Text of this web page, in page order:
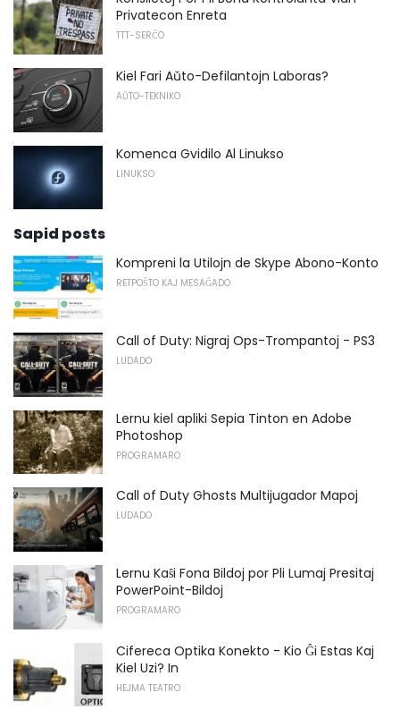
Privatecon Enreta
TTT-SERĈO
Kiel Fari Aŭto-Defilantojn Laboras?
AŬTO-TEKNIKO
Komenca Gvidilo Al Linukso
LINUKSO
Sapid posts
Kompreni la Utilojn de Skype Abono-Konto
RETPOŜTO KAJ MESAĜADO
Call of Duty: Nigraj Ops-Trompantoj - PS3
LUDADO
Lernu kiel apliki Sepia Tinton en Adobe
Photoshop
PROGRAMARO
Call of Duty Ghosts Multijugador Mapoj
LUDADO
Lernu Kaŝi Fona Bildoj por Pli Lumaj Presitaj
PowerPoint-Bildoj
PROGRAMARO
Cifereca Optika Konekto - Kio Ĝi Estas Kaj
Kiel Uzi? In
HEJMA TEATRO